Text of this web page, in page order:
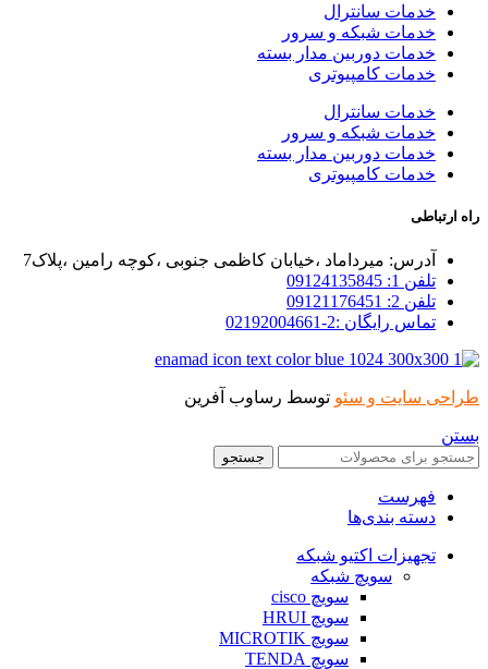
خدمات سانترال
خدمات شبکه و سرور
خدمات دوربین مدار بسته
خدمات کامپیوتری
خدمات سانترال
خدمات شبکه و سرور
خدمات دوربین مدار بسته
خدمات کامپیوتری
راه ارتباطی
آدرس: میرداماد ،خیابان کاظمی جنوبی ،کوچه رامین ،پلاک7
تلفن 1: 09124135845
تلفن 2: 09121176451
تماس رایگان :2-02192004661
طراحی سایت و سئو توسط رساوب آفرین
بستن
جستجو
فهرست
دسته بندی‌ها
تجهیزات اکتیو شبکه
سویچ شبکه
سویچ cisco
سویچ HRUI
سویچ MICROTIK
سویچ TENDA